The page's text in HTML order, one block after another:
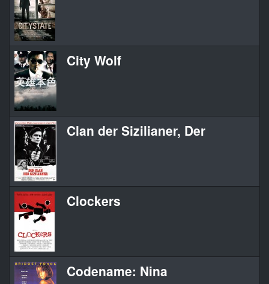
City Wolf
Clan der Sizilianer, Der
Clockers
Codename: Nina